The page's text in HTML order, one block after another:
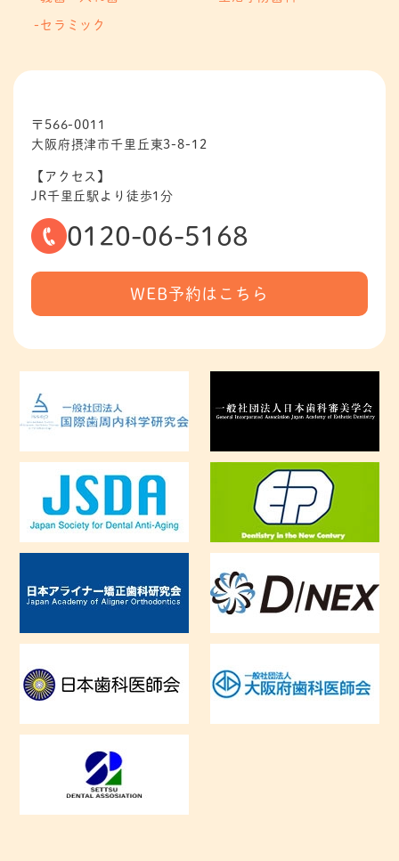
セラミック
〒566-0011
大阪府摂津市千里丘東3-8-12
【アクセス】
JR千里丘駅より徒歩1分
0120-06-5168
WEB予約はこちら